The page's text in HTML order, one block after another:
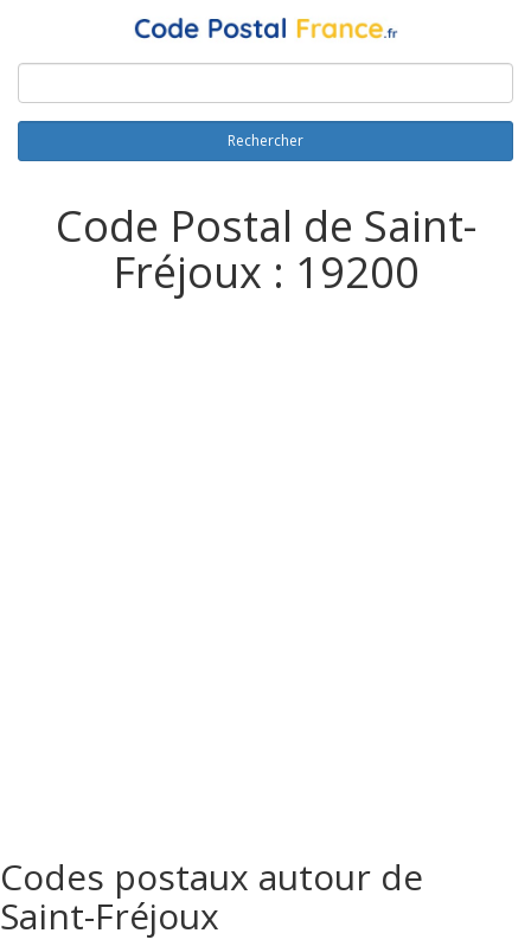
Rechercher
Code Postal de Saint-
Fréjoux : 19200
Codes postaux autour de
Saint-Fréjoux